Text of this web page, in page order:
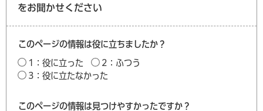
をお聞かせください
このページの情報は役に立ちましたか？
1：役に立った
2：ふつう
3：役に立たなかった
このページの情報は見つけやすかったですか？